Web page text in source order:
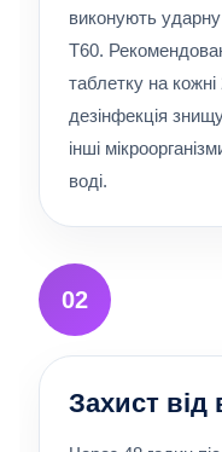
виконують
T60.
таблетку на
дезінфекція
інші
воді.
02
Захист від